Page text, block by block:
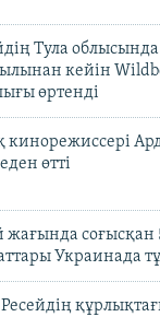
Тула
кейін
өртенді
кинорежиссері
өтті
жағында соғысқан
Украинада